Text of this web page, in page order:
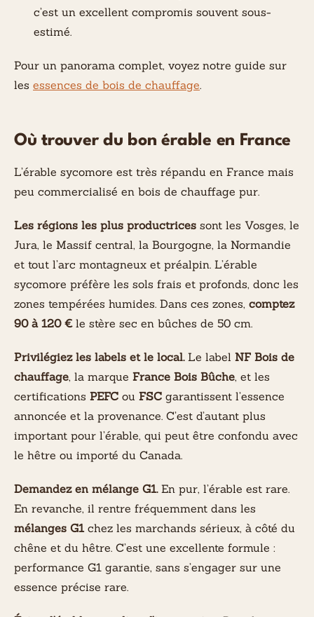
c’est un excellent compromis souvent sous-
estimé.
Pour un panorama complet, voyez notre guide sur
les essences de bois de chauffage.
Où trouver du bon érable en France
L’érable sycomore est très répandu en France mais
peu commercialisé en bois de chauffage pur.
Les régions les plus productrices sont les Vosges, le
Jura, le Massif central, la Bourgogne, la Normandie
et tout l’arc montagneux et préalpin. L’érable
sycomore préfère les sols frais et profonds, donc les
zones tempérées humides. Dans ces zones, comptez
90 à 120 €le stère sec en bûches de 50 cm.
Privilégiez les labels et le local.Le label NF Bois de
chauffage, la marque France Bois Bûche, et les
certifications PEFC ou FSC garantissent l’essence
annoncée et la provenance. C’est d’autant plus
important pour l’érable, qui peut être confondu avec
le hêtre ou importé du Canada.
Demandez en mélange G1.En pur, l’érable est rare.
En revanche, il rentre fréquemment dans les
mélanges G1chez les marchands sérieux, à côté du
chêne et du hêtre. C’est une excellente formule :
performance G1 garantie, sans s’engager sur une
essence précise rare.